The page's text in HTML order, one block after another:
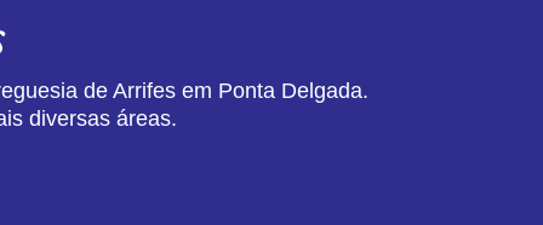
de Arrifes em Ponta Delgada.
diversas áreas.